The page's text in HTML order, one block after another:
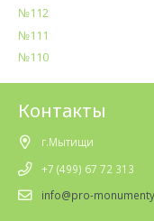
№112
№111
№110
Контакты
г.Мытищи
+7 (499) 67 72 313
info@pro-